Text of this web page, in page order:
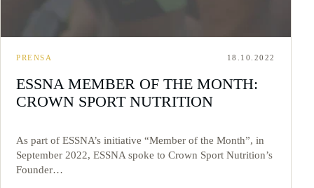
PRENSA 18.10.2022
ESSNA MEMBER OF THE MONTH:
CROWN SPORT NUTRITION
As part of ESSNA’s initiative “Member of the Month”, in
September 2022, ESSNA spoke to Crown Sport Nutrition’s
Founder…